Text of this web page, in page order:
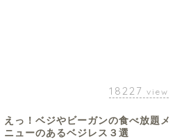
18227 view
えっ！ベジやビーガンの食べ放題メ
ニューのあるベジレス３選